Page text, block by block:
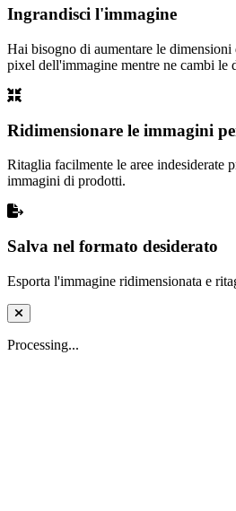
Ingrandisci l'immagine
Hai bisogno di aumentare le
pixel dell'immagine mentre ne cambi le
Ridimensionare le immagini
Ritaglia facilmente le aree
immagini di prodotti.
Salva nel formato desiderato
Esporta l'immagine ridimensionata e
Processing...